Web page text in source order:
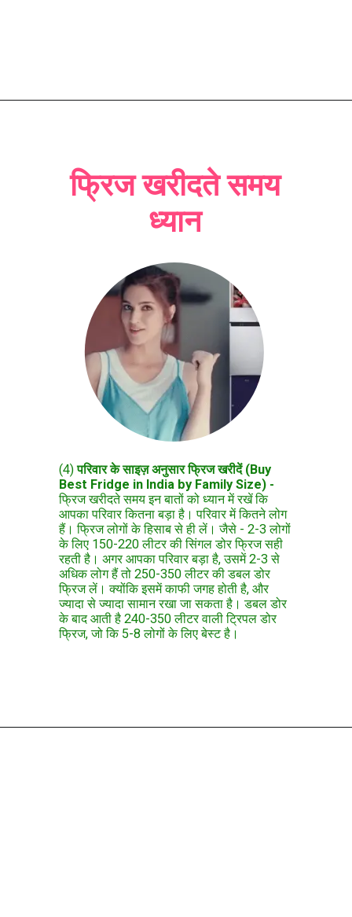
फ्रिज खरीदते समय
ध्यान
(4)परिवार के साइज़ अनुसार फ्रिज खरीदें (Buy
Best Fridge in India by Family Size) -
फ्रिज खरीदते समय इन बातों को ध्यान में रखें कि
आपका परिवार कितना बड़ा है। परिवार में कितने लोग
हैं। फ्रिज लोगों के हिसाब से ही लें। जैसे - 2-3 लोगों
के लिए 150-220 लीटर की सिंगल डोर फ्रिज सही
रहती है। अगर आपका परिवार बड़ा है, उसमें 2-3 से
अधिक लोग हैं तो 250-350 लीटर की डबल डोर
फ्रिज लें। क्योंकि इसमें काफी जगह होती है, और
ज्यादा से ज्यादा सामान रखा जा सकता है। डबल डोर
के बाद आती है 240-350 लीटर वाली ट्रिपल डोर
फ्रिज, जो कि 5-8 लोगों के लिए बेस्ट है।